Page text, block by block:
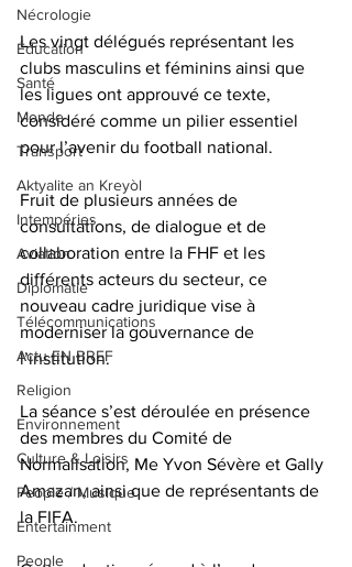
Nécrologie
Éducation
Santé
Monde
Transport
Aktyalite an Kreyòl
Intempéries
Aviation
Diplomatie
Télécommunications
Actu EN BREF
Religion
Environnement
Culture & Loisirs
People / Musique
Entertainment
People
Les vingt délégués représentant les
clubs masculins et féminins ainsi que
les ligues ont approuvé ce texte,
considéré comme un pilier essentiel
pour l’avenir du football national.
Fruit de plusieurs années de
consultations, de dialogue et de
collaboration entre la FHF et les
différents acteurs du secteur, ce
nouveau cadre juridique vise à
moderniser la gouvernance de
l’institution.
La séance s’est déroulée en présence
des membres du Comité de
Normalisation, Me Yvon Sévère et Gally
Amazan, ainsi que de représentants de
la FIFA.